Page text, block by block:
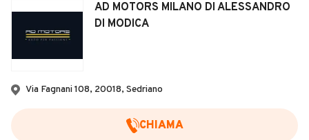
AD MOTORS MILANO DI ALESSANDRO
DI MODICA
Via Fagnani 108, 20018, Sedriano
CHIAMA